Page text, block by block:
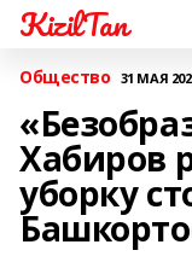
KizilTan
Общество 31 МАЯ
Хабиров
уборку